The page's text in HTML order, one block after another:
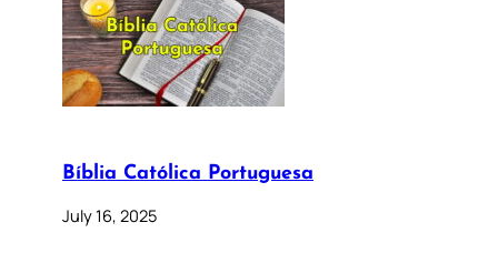
Bíblia Católica Portuguesa
July 16, 2025